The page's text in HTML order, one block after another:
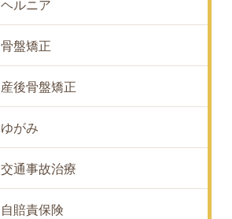
ヘルニア
骨盤矯正
産後骨盤矯正
ゆがみ
交通事故治療
自賠責保険